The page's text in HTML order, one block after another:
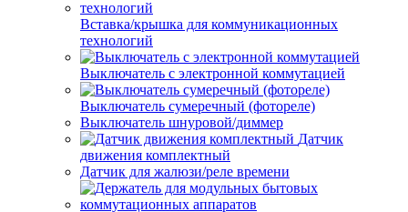
Вставка/крышка для коммуникационных
технологий
Выключатель с электронной коммутацией
Выключатель сумеречный (фотореле)
Выключатель шнуровой/диммер
Датчик
движения комплектный
Датчик для жалюзи/реле времени